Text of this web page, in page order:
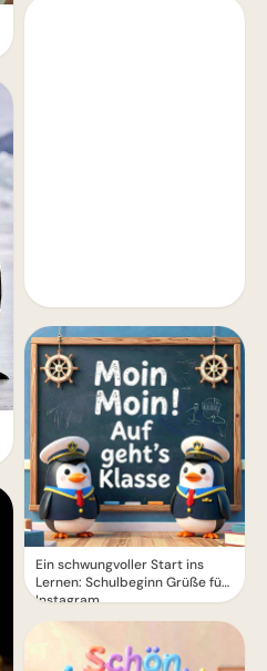
Ein schwungvoller Start ins
Lernen: Schulbeginn Grüße für
Instagram